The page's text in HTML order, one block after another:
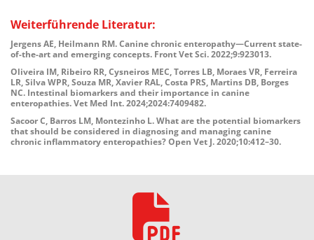
Weiterführende Literatur:
Jergens AE, Heilmann RM. Canine chronic enteropathy—Current state-
of-the-art and emerging concepts. Front Vet Sci. 2022;9:923013.
Oliveira IM, Ribeiro RR, Cysneiros MEC, Torres LB, Moraes VR, Ferreira
LR, Silva WPR, Souza MR, Xavier RAL, Costa PRS, Martins DB, Borges
NC. Intestinal biomarkers and their importance in canine
enteropathies. Vet Med Int. 2024;2024:7409482.
Sacoor C, Barros LM, Montezinho L. What are the potential biomarkers
that should be considered in diagnosing and managing canine
chronic inflammatory enteropathies? Open Vet J. 2020;10:412–30.